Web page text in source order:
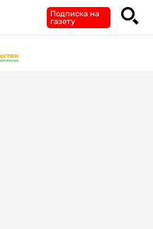
Подписка на
газету